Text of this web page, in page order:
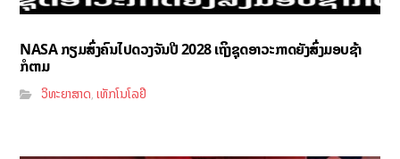
NASA ກຽມສົ່ງຄົນໄປດວງຈັນປີ 2028 ເຖິງຊຸດອາວະກາດຍັງສົ່ງມອບຊ້າ
ກໍຕາມ
ວິທະຍາສາດ,ເທັກໂນໂລຢີ